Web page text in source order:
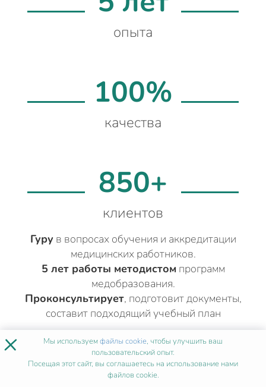
опыта
100%
качества
850+
клиентов
Гуру в вопросах обучения и аккредитации
медицинских работников.
5 лет работы методистом программ
медобразования.
Проконсультирует, подготовит документы,
составит подходящий учебный план
ДРУГИЕ МЕДИЦИНСКИЕ КУРСЫ
АНЕСТЕЗИОЛОГИЯ-
× Мы используемфайлы cookie, чтобы улучшить ваш
пользовательский опыт.
Посещая этот сайт, вы соглашаетесь на использование нами
файлов cookie.